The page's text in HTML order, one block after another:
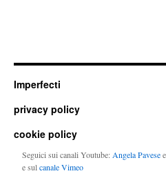
Imperfecti
privacy policy
cookie policy
Seguici sui canali Youtube: Angela Pavesee
e sulcanale Vimeo